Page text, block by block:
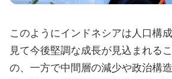
このようにインドネシアは人口構
見て今後堅調な成長が見込まれる
の、一方で中間層の減少や政治構